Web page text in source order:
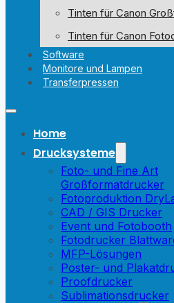
Tinten für Canon
Tinten für Canon
Software
Monitore und Lampen
Transferpressen
Home
Drucksysteme
Foto- und Fine Art
Großformatdrucker
Fotoproduktion
CAD / GIS Drucker
Event und Fotobooth
Fotodrucker
MFP-Lösungen
Poster- und
Proofdrucker
Sublimationsdrucker